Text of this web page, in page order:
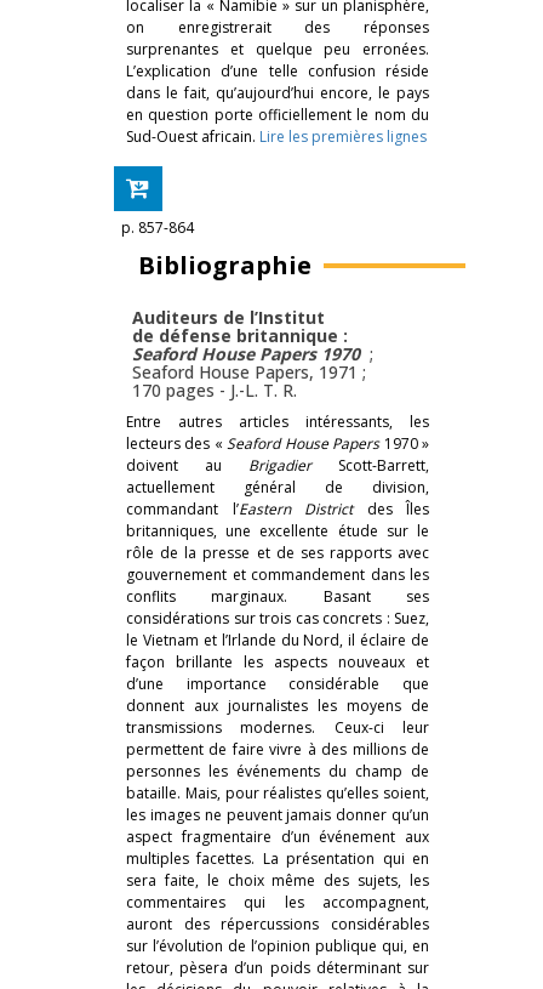
localiser la « Namibie » sur un planisphère,
on enregistrerait des réponses
surprenantes et quelque peu erronées.
L’explication d’une telle confusion réside
dans le fait, qu’aujourd’hui encore, le pays
en question porte officiellement le nom du
Sud-Ouest africain. Lire les premières lignes
p. 857-864
Bibliographie
Auditeurs de l’Institut
de défense britannique :
Seaford House Papers 1970 ;
Seaford House Papers, 1971 ;
170 pages - J.-L. T. R.
Entre autres articles intéressants, les
lecteurs des «Seaford House Papers 1970 »
doivent au BrigadierScott-Barrett,
actuellement général de division,
commandant l’Eastern District des Îles
britanniques, une excellente étude sur le
rôle de la presse et de ses rapports avec
gouvernement et commandement dans les
conflits marginaux. Basant ses
considérations sur trois cas concrets : Suez,
le Vietnam et l’Irlande du Nord, il éclaire de
façon brillante les aspects nouveaux et
d’une importance considérable que
donnent aux journalistes les moyens de
transmissions modernes. Ceux-ci leur
permettent de faire vivre à des millions de
personnes les événements du champ de
bataille. Mais, pour réalistes qu’elles soient,
les images ne peuvent jamais donner qu’un
aspect fragmentaire d’un événement aux
multiples facettes. La présentation qui en
sera faite, le choix même des sujets, les
commentaires qui les accompagnent,
auront des répercussions considérables
sur l’évolution de l’opinion publique qui, en
retour, pèsera d’un poids déterminant sur